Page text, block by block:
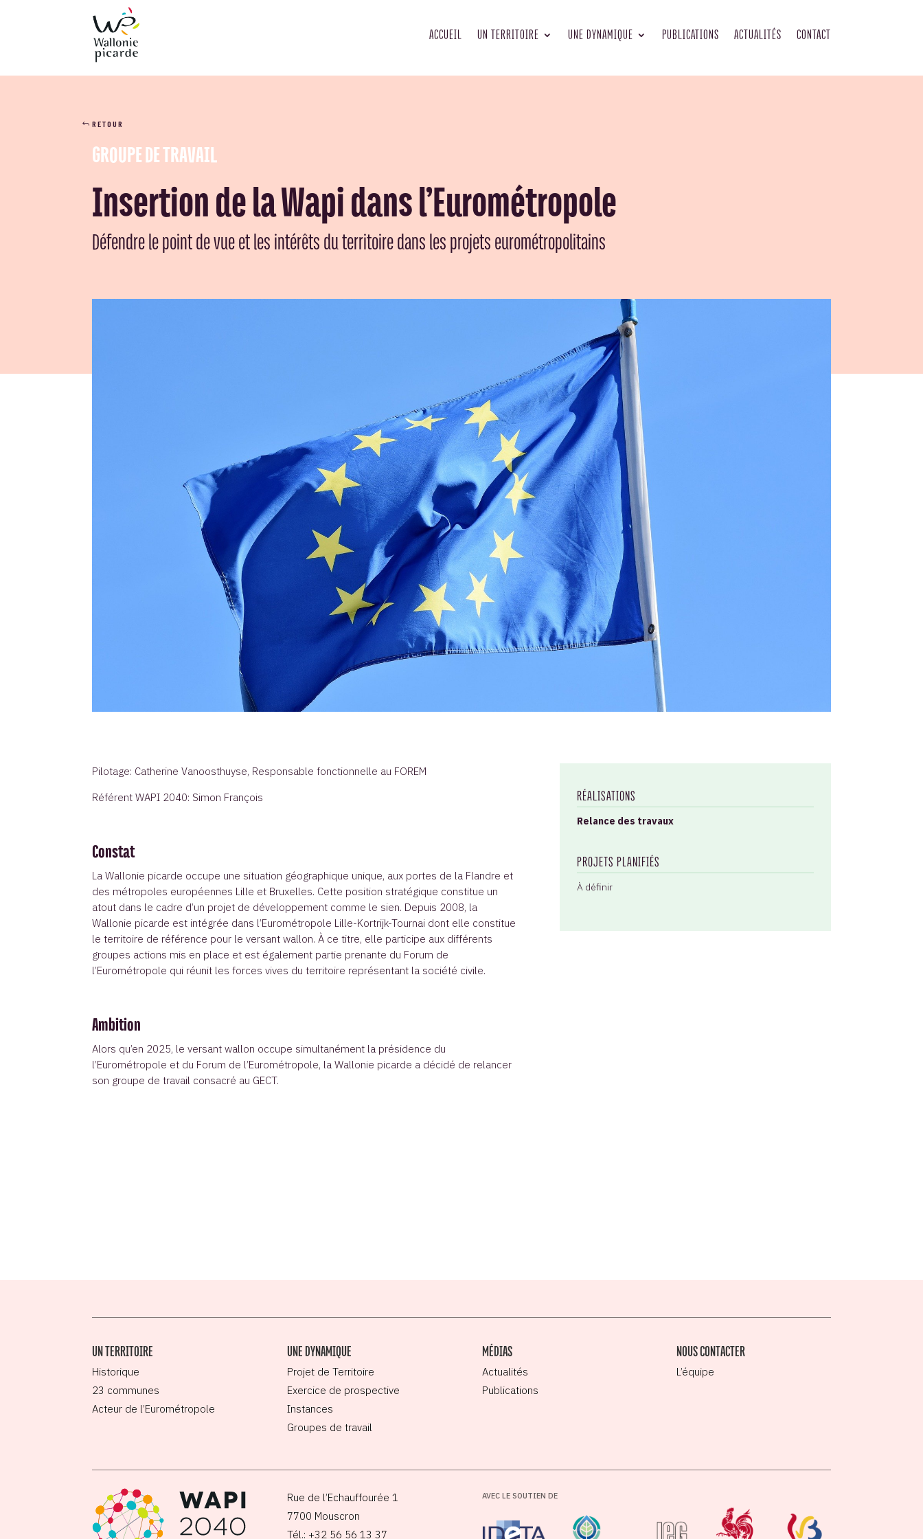
ACCUEIL UN TERRITOIRE UNE DYNAMIQUE PUBLICATIONS ACTUALITÉS CONTACT
RETOUR
GROUPE DE TRAVAIL
Insertion de la Wapi dans l’Eurométropole
Défendre le point de vue et les intérêts du territoire dans les projets eurométropolitains
Pilotage: Catherine Vanoosthuyse, Responsable fonctionnelle au FOREM
Référent WAPI 2040: Simon François
Constat
La Wallonie picarde occupe une situation géographique unique, aux portes de la Flandre et
des métropoles européennes Lille et Bruxelles. Cette position stratégique constitue un
atout dans le cadre d’un projet de développement comme le sien. Depuis 2008, la
Wallonie picarde est intégrée dans l’Eurométropole Lille-Kortrijk-Tournai dont elle constitue
le territoire de référence pour le versant wallon. À ce titre, elle participe aux différents
groupes actions mis en place et est également partie prenante du Forum de
l’Eurométropole qui réunit les forces vives du territoire représentant la société civile.
Ambition
Alors qu’en 2025, le versant wallon occupe simultanément la présidence du
l’Eurométropole et du Forum de l’Eurométropole, la Wallonie picarde a décidé de relancer
son groupe de travail consacré au GECT.
RÉALISATIONS
Relance des travaux
PROJETS PLANIFIÉS
À définir
UN TERRITOIRE
Historique
23 communes
Acteur de l’Eurométropole
UNE DYNAMIQUE
Projet de Territoire
Exercice de prospective
Instances
Groupes de travail
MÉDIAS
Actualités
Publications
NOUS CONTACTER
L’équipe
Rue de l’Echauffourée 1
7700 Mouscron
Tél.: +32 56 56 13 37
AVEC LE SOUTIEN DE